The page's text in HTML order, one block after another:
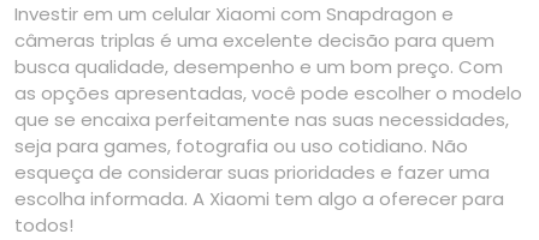
Investir em um celular Xiaomi com Snapdragon e
câmeras triplas é uma excelente decisão para quem
busca qualidade, desempenho e um bom preço. Com
as opções apresentadas, você pode escolher o modelo
que se encaixa perfeitamente nas suas necessidades,
seja para games, fotografia ou uso cotidiano. Não
esqueça de considerar suas prioridades e fazer uma
escolha informada. A Xiaomi tem algo a oferecer para
todos!